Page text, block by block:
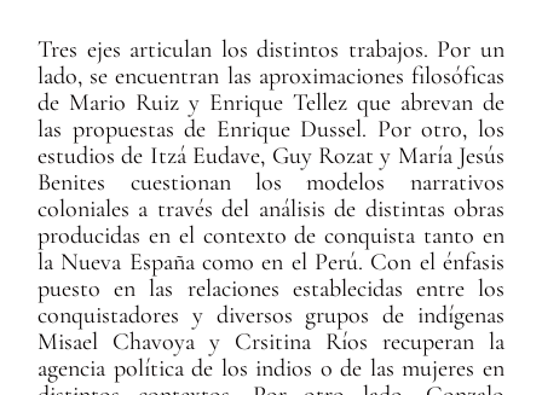
Tres ejes articulan los distintos trabajos. Por un
lado, se encuentran las aproximaciones filosóficas
de Mario Ruiz y Enrique Tellez que abrevan de
las propuestas de Enrique Dussel. Por otro, los
estudios de Itzá Eudave, Guy Rozat y María Jesús
Benites cuestionan los modelos narrativos
coloniales a través del análisis de distintas obras
producidas en el contexto de conquista tanto en
la Nueva España como en el Perú. Con el énfasis
puesto en las relaciones establecidas entre los
conquistadores y diversos grupos de indígenas
Misael Chavoya y Crsitina Ríos recuperan la
agencia política de los indios o de las mujeres en